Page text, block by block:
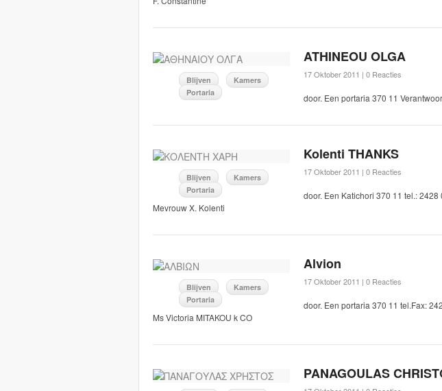
Blijven
Kamers
Portaria
ATHINEOU OLGA
17 Oktober 2011 | 0 Reacties
door. Een portaria 370 11
Blijven
Kamers
Portaria
Kolenti THANKS
17 Oktober 2011 | 0 Reacties
door. Een Katichori 370 11 tel.:
Mevrouw X. Kolenti
Blijven
Kamers
Portaria
Alvion
17 Oktober 2011 | 0 Reacties
door. Een portaria 370 11 tel.Fax:
Ms Victoria MITAKOU k CO
PANAGOULAS